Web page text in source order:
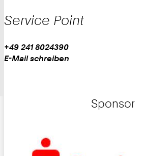
Service Point
Work
Telefon:
+
+49 241 8024390
Work
E-Mail schreiben
Sponsor